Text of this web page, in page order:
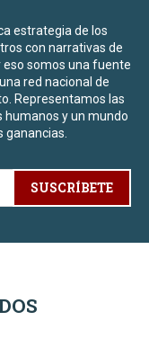
estrategia de los
con narrativas de
eso somos una fuente
red nacional de
Representamos las
humanos y un mundo
ganancias.
SUSCRÍBETE